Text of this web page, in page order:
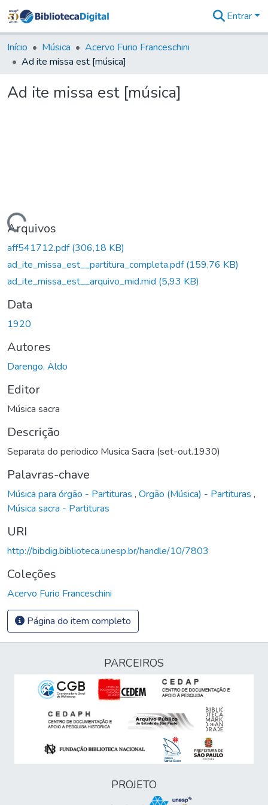
&
Coleções
Tudo na
Digital
Entrar
Início Música
Acervo Furio Franceschini
Ad ite missa est [música]
Ad ite missa est [música]
Carregando...
Arquivos
aff541712.pdf(306,18 KB)
ad_ite_missa_est__partitura_completa.pdf(159,76 KB)
ad_ite_missa_est__arquivo_mid.mid (5,93 KB)
Data
1920
Autores
Darengo, Aldo
Editor
Música sacra
Descrição
Separata do periodico Musica Sacra (set-out.1930)
Palavras-chave
Música para órgão - Partituras , Orgão (Música) - Partituras ,
Música sacra - Partituras
URI
http://bibdig.biblioteca.unesp.br/handle/10/7803
Coleções
Acervo Furio Franceschini
Página do item completo
PARCEIROS
PROJETO